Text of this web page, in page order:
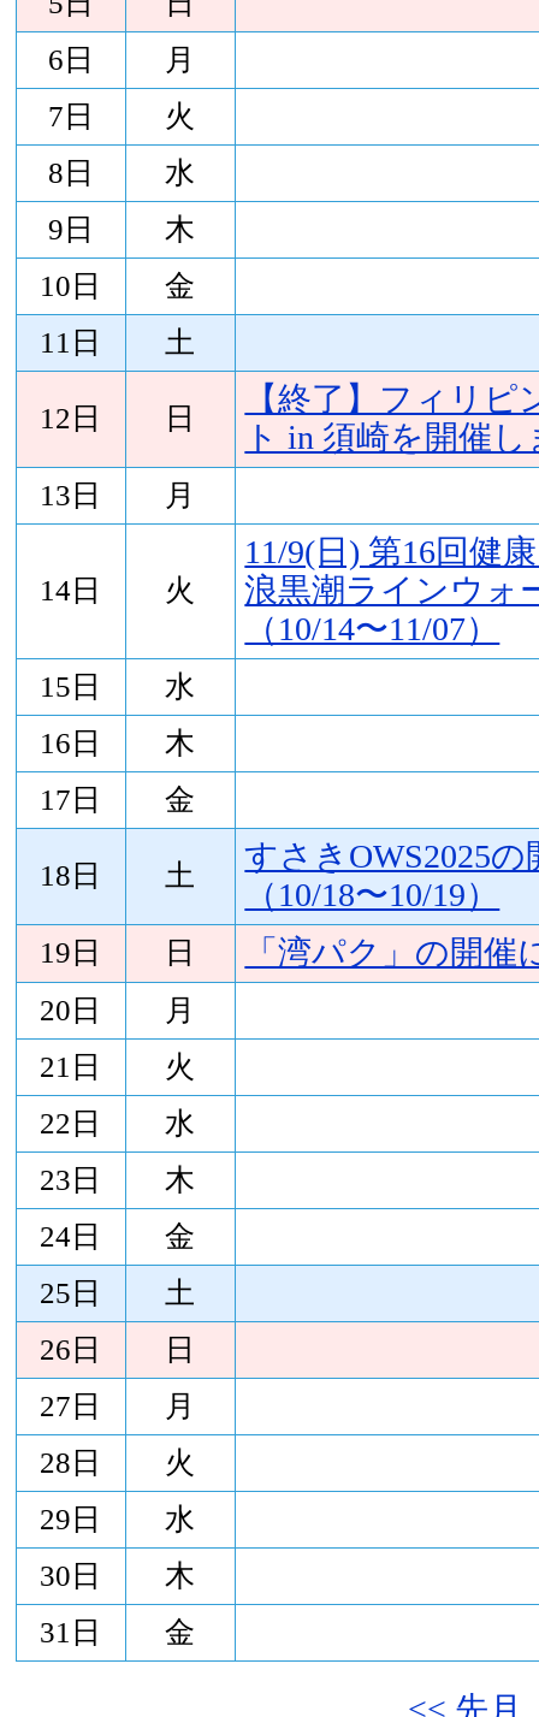
6日
月
7日
火
8日
水
9日
木
10日
金
11日
土
12日 日
【終了】フィリピ
ト in 須崎を開催
13日 月
14日 火
11/9(日) 第16回健
浪黒潮ラインウォ
（10/14〜11/07）
15日
水
16日
木
17日
金
18日 土
すさきOWS2025
（10/18〜10/19）
19日 日 「湾パク」の開催
20日
月
21日
火
22日
水
23日
木
24日
金
25日
土
26日
日
27日
月
28日
火
29日
水
30日
木
31日
金
<< 先月